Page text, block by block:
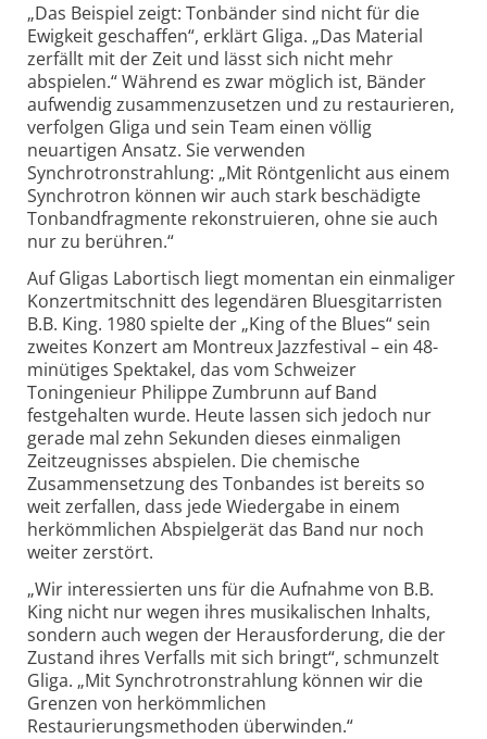
„Das Beispiel zeigt: Tonbänder sind nicht für die
Ewigkeit geschaffen“, erklärt Gliga. „Das Material
zerfällt mit der Zeit und lässt sich nicht mehr
abspielen.“ Während es zwar möglich ist, Bänder
aufwendig zusammenzusetzen und zu restaurieren,
verfolgen Gliga und sein Team einen völlig
neuartigen Ansatz. Sie verwenden
Synchrotronstrahlung: „Mit Röntgenlicht aus einem
Synchrotron können wir auch stark beschädigte
Tonbandfragmente rekonstruieren, ohne sie auch
nur zu berühren.“
Auf Gligas Labortisch liegt momentan ein einmaliger
Konzertmitschnitt des legendären Bluesgitarristen
B.B. King. 1980 spielte der „King of the Blues“ sein
zweites Konzert am Montreux Jazzfestival – ein 48-
minütiges Spektakel, das vom Schweizer
Toningenieur Philippe Zumbrunn auf Band
festgehalten wurde. Heute lassen sich jedoch nur
gerade mal zehn Sekunden dieses einmaligen
Zeitzeugnisses abspielen. Die chemische
Zusammensetzung des Tonbandes ist bereits so
weit zerfallen, dass jede Wiedergabe in einem
herkömmlichen Abspielgerät das Band nur noch
weiter zerstört.
„Wir interessierten uns für die Aufnahme von B.B.
King nicht nur wegen ihres musikalischen Inhalts,
sondern auch wegen der Herausforderung, die der
Zustand ihres Verfalls mit sich bringt“, schmunzelt
Gliga. „Mit Synchrotronstrahlung können wir die
Grenzen von herkömmlichen
Restaurierungsmethoden überwinden.“